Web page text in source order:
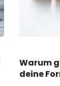
Warum
deine